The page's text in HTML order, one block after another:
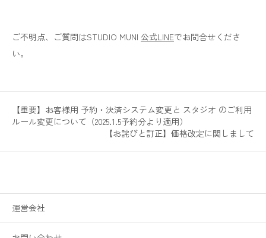
ご不明点、ご質問はSTUDIO MUNI 公式LINEでお問合せくださ
い。
【重要】お客様用 予約・決済システム変更と スタジオ のご利用
ルール変更について（2025.1.5予約分より適用）
【お詫びと訂正】価格改定に関しまして
運営会社